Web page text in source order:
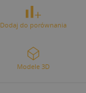
Dodaj do porównania
Modele 3D